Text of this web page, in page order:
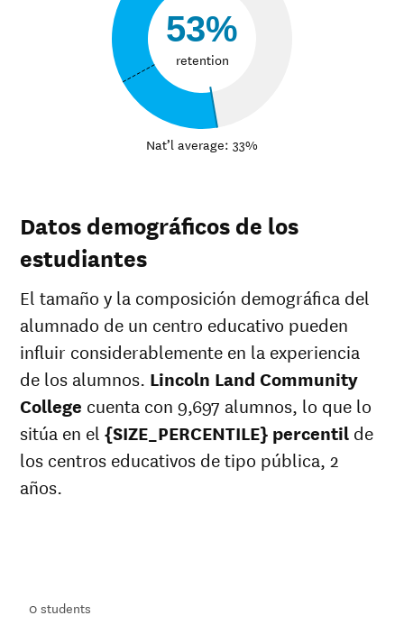
53%
retention
Nat’l average: 33%
Datos demográficos de los
estudiantes
El tamaño y la composición demográfica del
alumnado de un centro educativo pueden
influir considerablemente en la experiencia
de los alumnos. Lincoln Land Community
College cuenta con 9,697 alumnos, lo que lo
sitúa en el{SIZE_PERCENTILE} percentil de
los centros educativos de tipo pública, 2
años.
0students